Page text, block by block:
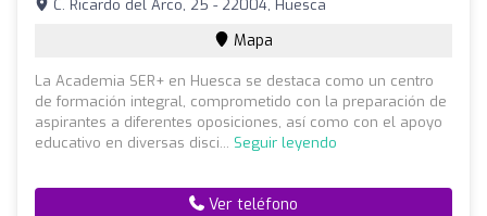
C. Ricardo del Arco, 25 - 22004, Huesca
Mapa
La Academia SER+ en Huesca se destaca como un centro
de formación integral, comprometido con la preparación de
aspirantes a diferentes oposiciones, así como con el apoyo
educativo en diversas disci... Seguir leyendo
Ver teléfono